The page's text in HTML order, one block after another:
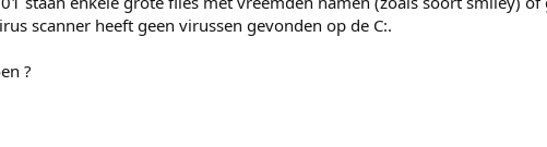
scanner heeft geen virussen gevonden op de C:.
?